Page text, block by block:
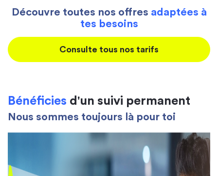
Découvre toutes nos offres adaptées à
tes besoins
Consulte tous nos tarifs
Bénéficies d'un suivi permanent
Nous sommes toujours là pour toi